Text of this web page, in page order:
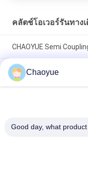
คลัตช์โอเวอร์รันทางเ
CHAOYUE Semi
ไม่สัมผัสทางเดียว
แบริ่งแบ็คสต็อป
230NM 25mm เส้นผ่า
Chaoyue
Good day, what